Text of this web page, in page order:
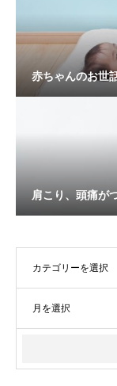
赤ちゃんのお世
肩こり、頭痛が